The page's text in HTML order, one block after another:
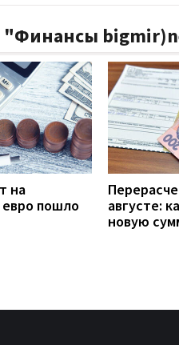
"Финансы
на
евро пошло
августе:
новую